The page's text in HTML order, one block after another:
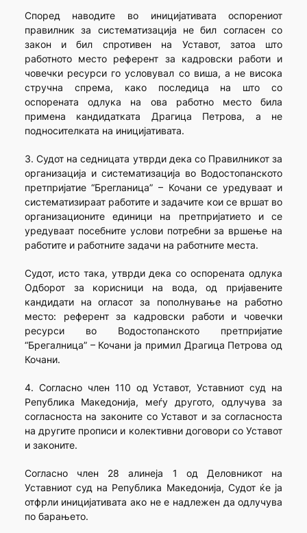
Според наводите во иницијативата оспорениот
правилник за систематизација не бил согласен со
закон и бил спротивен на Уставот, затоа што
работното место референт за кадровски работи и
човечки ресурси го условувал со виша, а не висока
стручна спрема, како последица на што со
оспорената одлука на ова работно место била
примена кандидатката Драгица Петрова, а не
подносителката на иницијативата.
3. Судот на седницата утврди дека со Правилникот за
организација и систематизација во Водостопанското
претпријатие “Брегланица” – Кочани се уредуваат и
систематизираат работите и задачите кои се вршат во
организационите единици на претпријатието и се
уредуваат посебните услови потребни за вршење на
работите и работните задачи на работните места.
Судот, исто така, утврди дека со оспорената одлука
Одборот за корисници на вода, од пријавените
кандидати на огласот за пополнување на работно
место: референт за кадровски работи и човечки
ресурси во Водостопанското претпријатие
“Брегалница” – Кочани ја примил Драгица Петрова од
Кочани.
4. Согласно член 110 од Уставот, Уставниот суд на
Република Македонија, меѓу другото, одлучува за
согласноста на законите со Уставот и за согласноста
на другите прописи и колективни договори со Уставот
и законите.
Согласно член 28 алинеја 1 од Деловникот на
Уставниот суд на Република Македонија, Судот ќе ја
отфрли иницијативата ако не е надлежен да одлучува
по барањето.